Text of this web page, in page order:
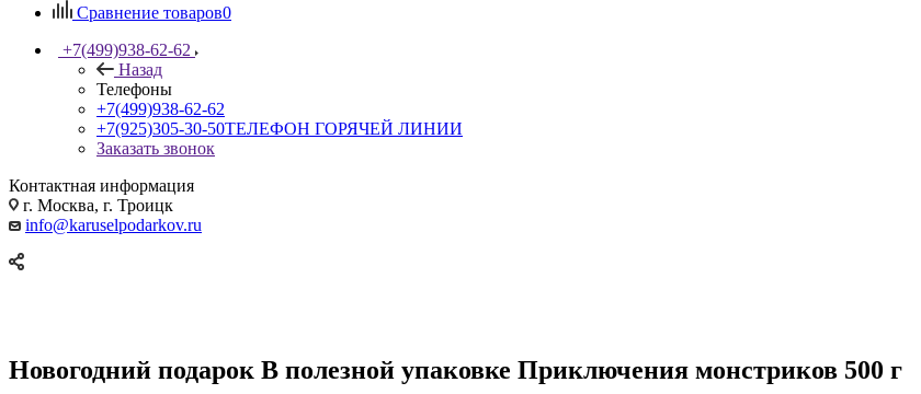
Сравнение товаров0
+7(499)938-62-62
Назад
Телефоны
+7(499)938-62-62
+7(925)305-30-50ТЕЛЕФОН ГОРЯЧЕЙ ЛИНИИ
Заказать звонок
Контактная информация
г. Москва, г. Троицк
info@karuselpodarkov.ru
Новогодний подарок В полезной упаковке Приключения монстриков 500 г